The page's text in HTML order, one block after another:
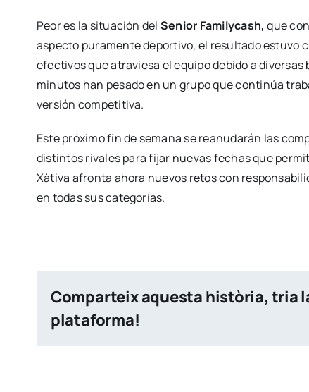
Peor es la situación del Senior Familycash, que
aspecto puramente deportivo, el resultado estuvo
efectivos que atraviesa el equipo debido a
minutos han pesado en un grupo que continúa
versión competitiva.
Este próximo fin de semana se reanudarán las
distintos rivales para fijar nuevas fechas que
Xàtiva afronta ahora nuevos retos con
en todas sus categorías.
Comparteix aquesta història, tria
plataforma!